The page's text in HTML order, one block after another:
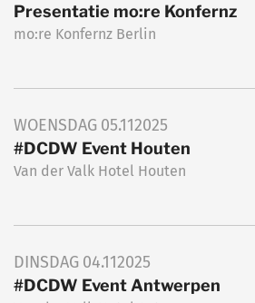
Presentatie mo:re Konfernz
mo:re Konfernz Berlin
WOENSDAG 05.112025
#DCDW Event Houten
Van der Valk Hotel Houten
DINSDAG 04.112025
#DCDW Event Antwerpen